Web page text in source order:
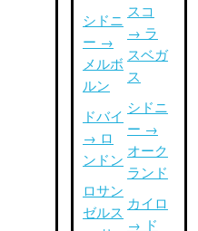
シドニ
ー →
メルボ
ルン
ドバイ
→ ロ
ンドン
ロサン
ゼルス
スコ
→ ラ
スベガ
ス
シドニ
ー →
オーク
ランド
カイロ
→ ド